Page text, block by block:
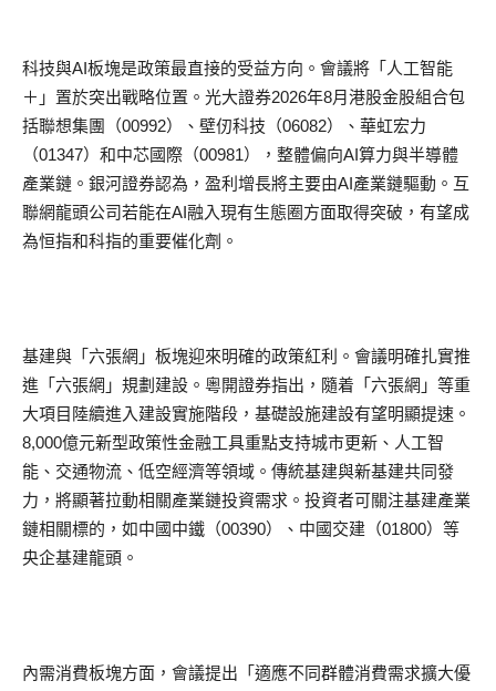
科技與AI板塊是政策最直接的受益方向。會議將「人工智能
＋」置於突出戰略位置。光大證券2026年8月港股金股組合包
括聯想集團（00992）、壁仞科技（06082）、華虹宏力
（01347）和中芯國際（00981），整體偏向AI算力與半導體
產業鏈。銀河證券認為，盈利增長將主要由AI產業鏈驅動。互
聯網龍頭公司若能在AI融入現有生態圈方面取得突破，有望成
為恒指和科指的重要催化劑。
基建與「六張網」板塊迎來明確的政策紅利。會議明確扎實推
進「六張網」規劃建設。粵開證券指出，隨着「六張網」等重
大項目陸續進入建設實施階段，基礎設施建設有望明顯提速。
8,000億元新型政策性金融工具重點支持城市更新、人工智
能、交通物流、低空經濟等領域。傳統基建與新基建共同發
力，將顯著拉動相關產業鏈投資需求。投資者可關注基建產業
鏈相關標的，如中國中鐵（00390）、中國交建（01800）等
央企基建龍頭。
內需消費板塊方面，會議提出「適應不同群體消費需求擴大優